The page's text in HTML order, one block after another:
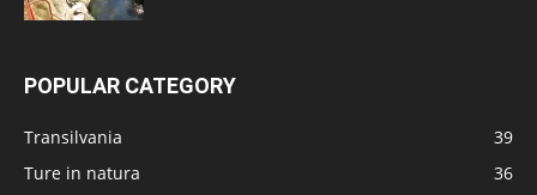
POPULAR CATEGORY
Transilvania
39
Ture in natura
36